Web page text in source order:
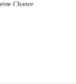
Chance.